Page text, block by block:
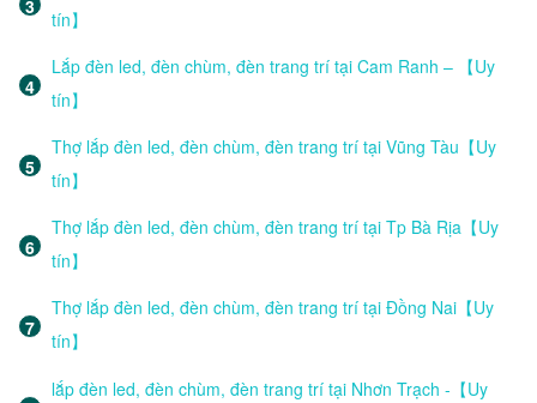
tín】
Lắp đèn led, đèn chùm, đèn trang trí tại Cam Ranh – 【Uy
tín】
Thợ lắp đèn led, đèn chùm, đèn trang trí tại Vũng Tàu【Uy
tín】
Thợ lắp đèn led, đèn chùm, đèn trang trí tại Tp Bà Rịa【Uy
tín】
Thợ lắp đèn led, đèn chùm, đèn trang trí tại Đồng Nai【Uy
tín】
lắp đèn led, đèn chùm, đèn trang trí tại Nhơn Trạch -【Uy